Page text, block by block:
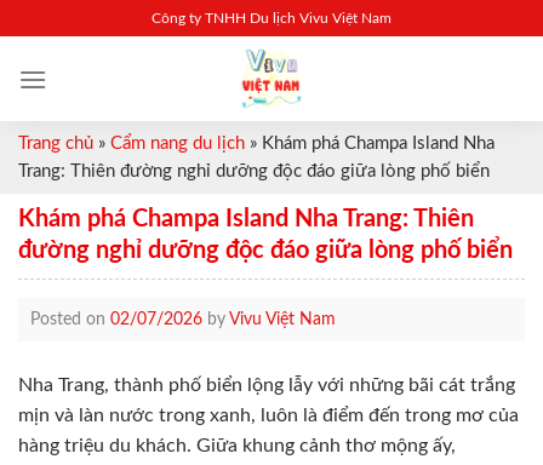
content
Công ty TNHH Du lịch Vivu Việt Nam
Trang chủ » Cẩm nang du lịch » Khám phá Champa Island Nha
Trang: Thiên đường nghỉ dưỡng độc đáo giữa lòng phố biển
Khám phá Champa Island Nha Trang: Thiên
đường nghỉ dưỡng độc đáo giữa lòng phố biển
Posted on 02/07/2026 by Vivu Việt Nam
Nha Trang, thành phố biển lộng lẫy với những bãi cát trắng
mịn và làn nước trong xanh, luôn là điểm đến trong mơ của
hàng triệu du khách. Giữa khung cảnh thơ mộng ấy,